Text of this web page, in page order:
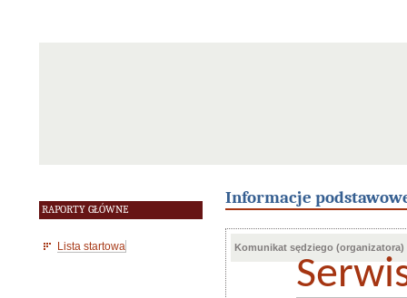
RAPORTY GŁÓWNE
Lista startowa
Informacje
Komunikat sędziego (organizatora)